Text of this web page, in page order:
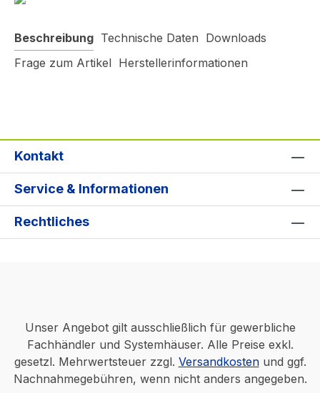
Beschreibung Technische Daten Downloads
Frage zum Artikel Herstellerinformationen
Kontakt
Service & Informationen
Rechtliches
Unser Angebot gilt ausschließlich für gewerbliche
Fachhändler und Systemhäuser. Alle Preise exkl.
gesetzl. Mehrwertsteuer zzgl. Versandkostenund ggf.
Nachnahmegebühren, wenn nicht anders angegeben.